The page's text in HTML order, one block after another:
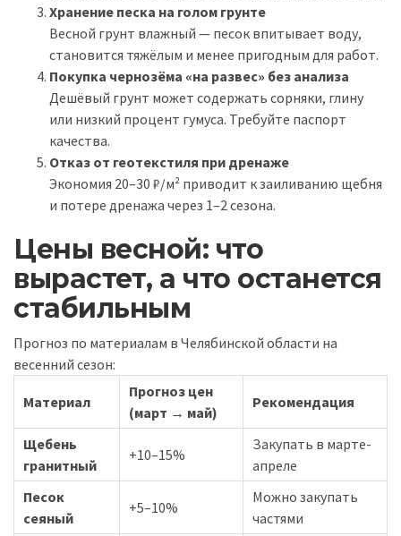
Хранение песка на голом грунте
Весной грунт влажный — песок впитывает воду,
становится тяжёлым и менее пригодным для работ.
Покупка чернозёма «на развес» без анализа
Дешёвый грунт может содержать сорняки, глину
или низкий процент гумуса. Требуйте паспорт
качества.
Отказ от геотекстиля при дренаже
Экономия 20–30 ₽/м² приводит к заиливанию щебня
и потере дренажа через 1–2 сезона.
Цены весной: что
вырастет, а что останется
стабильным
Прогноз по материалам в Челябинской области на
весенний сезон:
Материал
Прогноз цен
(март → май)
Рекомендация
Щебень
гранитный
+10–15%
Закупать в марте-
апреле
Песок
сеяный
+5–10%
Можно закупать
частями